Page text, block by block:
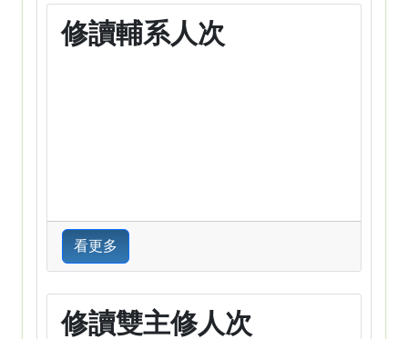
修讀輔系人次
看更多
修讀雙主修人次